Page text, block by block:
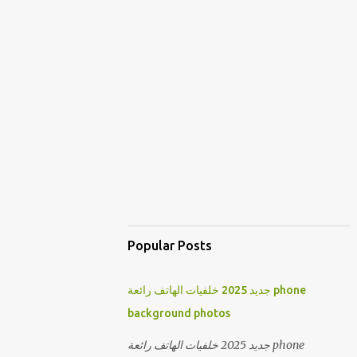
Popular Posts
جديد 2025 خلفيات الهاتف رائعة phone
background photos
جديد 2025 خلفيات الهاتف رائعة phone